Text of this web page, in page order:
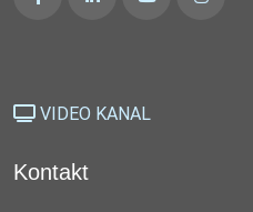
VIDEO KANAL
Kontakt